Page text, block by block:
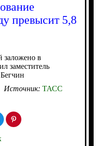
превысит 5,8
заложено в
заместитель
Источник: ТАСС